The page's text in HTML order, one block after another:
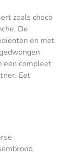
zoals choco
De
en met
een compleet
Eet